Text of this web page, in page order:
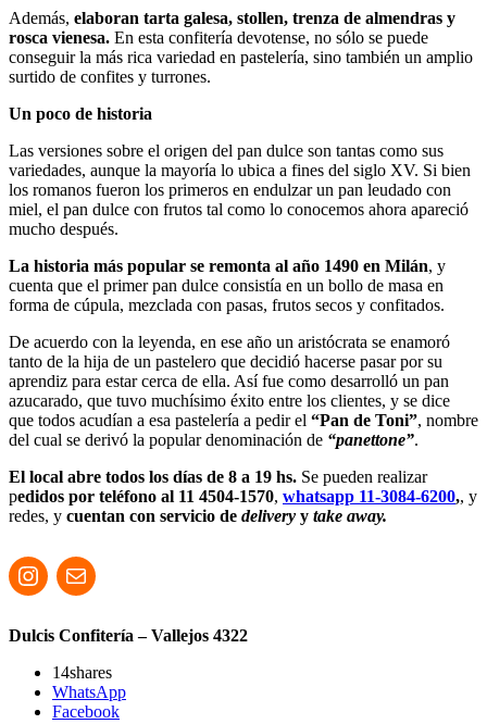
Además, elaboran tarta galesa, stollen, trenza de almendras y
rosca vienesa. En esta confitería devotense, no sólo se puede
conseguir la más rica variedad en pastelería, sino también un amplio
surtido de confites y turrones.
Un poco de historia
Las versiones sobre el origen del pan dulce son tantas como sus
variedades, aunque la mayoría lo ubica a fines del siglo XV. Si bien
los romanos fueron los primeros en endulzar un pan leudado con
miel, el pan dulce con frutos tal como lo conocemos ahora apareció
mucho después.
La historia más popular se remonta al año 1490 en Milán, y
cuenta que el primer pan dulce consistía en un bollo de masa en
forma de cúpula, mezclada con pasas, frutos secos y confitados.
De acuerdo con la leyenda, en ese año un aristócrata se enamoró
tanto de la hija de un pastelero que decidió hacerse pasar por su
aprendiz para estar cerca de ella. Así fue como desarrolló un pan
azucarado, que tuvo muchísimo éxito entre los clientes, y se dice
que todos acudían a esa pastelería a pedir el “Pan de Toni”, nombre
del cual se derivó la popular denominación de “panettone”.
El local abre todos los días de 8 a 19 hs. Se pueden realizar
pedidos por teléfono al 11 4504-1570, whatsapp 11-3084-6200,, y
redes, y cuentan con servicio de delivery y take away.
InstagramCorreo electrónico
Dulcis Confitería – Vallejos 4322
14shares
WhatsApp
Facebook